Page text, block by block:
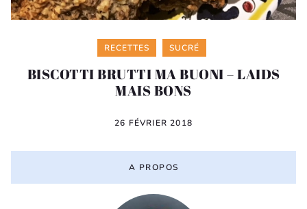
Categories
RECETTES SUCRÉ
BISCOTTI BRUTTI MA BUONI – LAIDS
MAIS BONS
26 FÉVRIER 2018
A PROPOS